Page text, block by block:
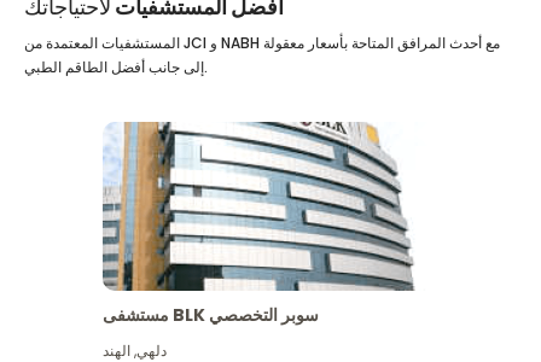
أفضل المستشفيات لاحتياجاتك
المستشفيات المعتمدة من JCI و NABH مع أحدث المرافق المتاحة بأسعار معقولة
إلى جانب أفضل الطاقم الطبي.
مستشفى BLK سوبر التخصصي
دلهي,الهند